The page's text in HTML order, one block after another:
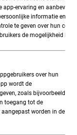
ervaring en
informatie en
te geven over hun
de mogelijkheid
over hun
wordt de
zoals bijvoorbeeld
toegang tot de
worden in de